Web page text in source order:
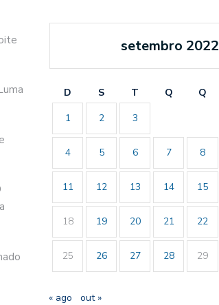
setembro 2022
D S T Q Q
1
2 3
4 5 6 7 8
11 12 13 14 15
18 19 20 21 22
25 26 27 28 29
« ago out »